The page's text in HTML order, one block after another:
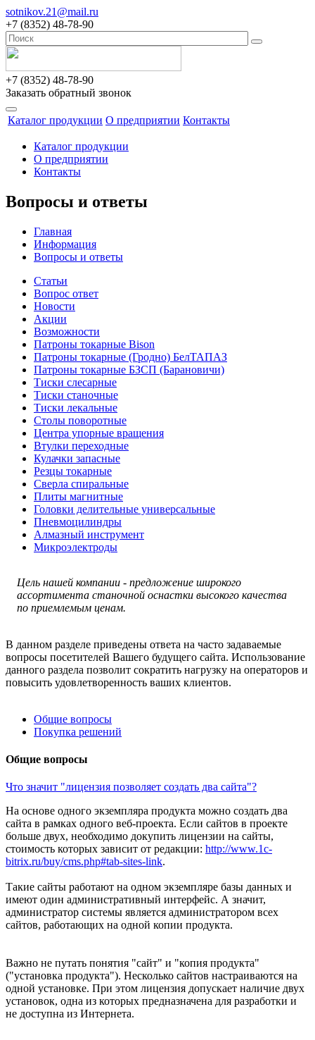
sotnikov.21@mail.ru
+7 (8352) 48-78-90
+7 (8352) 48-78-90
Заказать обратный звонок
Каталог продукции О предприятии Контакты
Каталог продукции
О предприятии
Контакты
Вопросы и ответы
Главная
Информация
Вопросы и ответы
Статьи
Вопрос ответ
Новости
Акции
Возможности
Патроны токарные Bison
Патроны токарные (Гродно) БелТАПАЗ
Патроны токарные БЗСП (Барановичи)
Тиски слесарные
Тиски станочные
Тиски лекальные
Столы поворотные
Центра упорные вращения
Втулки переходные
Кулачки запасные
Резцы токарные
Сверла спиральные
Плиты магнитные
Головки делительные универсальные
Пневмоцилиндры
Алмазный инструмент
Микроэлектроды
Цель нашей компании - предложение широкого
ассортимента станочной оснастки высокого качества
по приемлемым ценам.
В данном разделе приведены ответа на часто задаваемые
вопросы посетителей Вашего будущего сайта. Использование
данного раздела позволит сократить нагрузку на операторов и
повысить удовлетворенность ваших клиентов.
Общие вопросы
Покупка решений
Общие вопросы
Что значит "лицензия позволяет создать два сайта"?
На основе одного экземпляра продукта можно создать два
сайта в рамках одного веб-проекта. Если сайтов в проекте
больше двух, необходимо докупить лицензии на сайты,
стоимость которых зависит от редакции: http://www.1c-
bitrix.ru/buy/cms.php#tab-sites-link.
Такие сайты работают на одном экземпляре базы данных и
имеют один административный интерфейс. А значит,
администратор системы является администратором всех
сайтов, работающих на одной копии продукта.
Важно не путать понятия "сайт" и "копия продукта"
("установка продукта"). Несколько сайтов настраиваются на
одной установке. При этом лицензия допускает наличие двух
установок, одна из которых предназначена для разработки и
не доступна из Интернета.